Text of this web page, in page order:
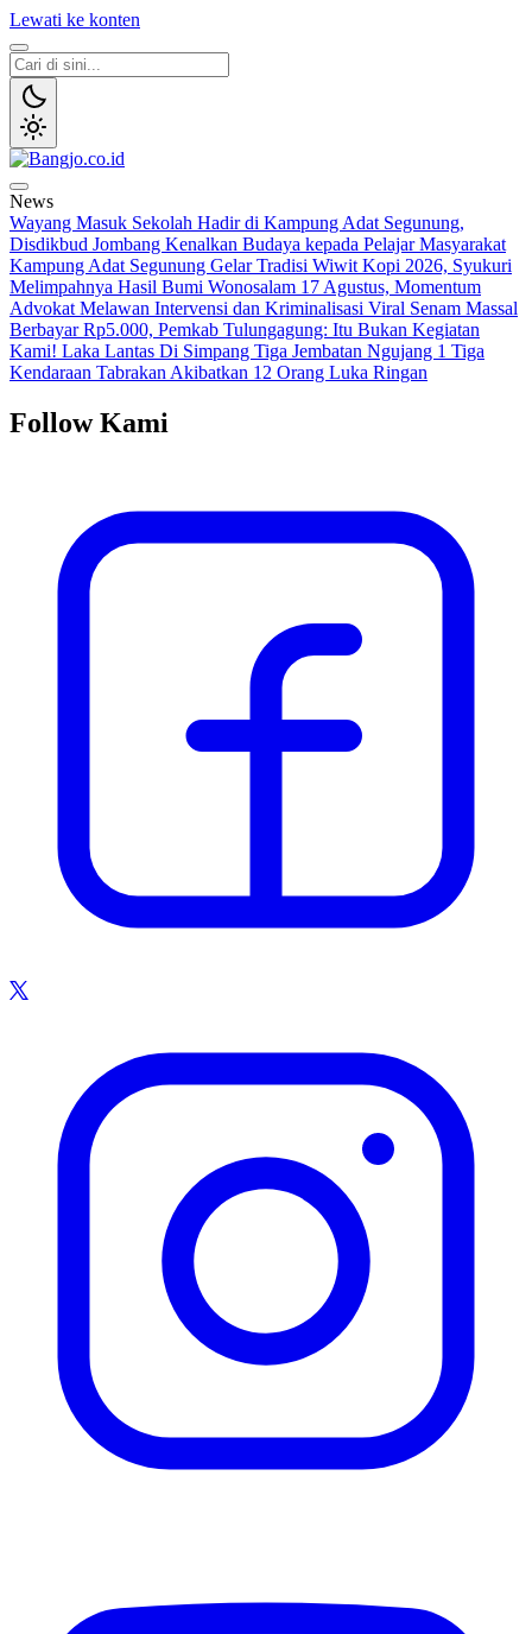
Lewati ke konten
Bangjo.co.id
Berani, Tegas, Terpercaya
News
Wayang Masuk Sekolah Hadir di Kampung Adat Segunung,
Disdikbud Jombang Kenalkan Budaya kepada PelajarMasyarakat
Kampung Adat Segunung Gelar Tradisi Wiwit Kopi 2026, Syukuri
Melimpahnya Hasil Bumi Wonosalam 17 Agustus, Momentum
Advokat Melawan Intervensi dan Kriminalisasi Viral Senam Massal
Berbayar Rp5.000, Pemkab Tulungagung: Itu Bukan Kegiatan
Kami! Laka Lantas Di Simpang Tiga Jembatan Ngujang 1 Tiga
Kendaraan Tabrakan Akibatkan 12 Orang Luka Ringan
Follow Kami